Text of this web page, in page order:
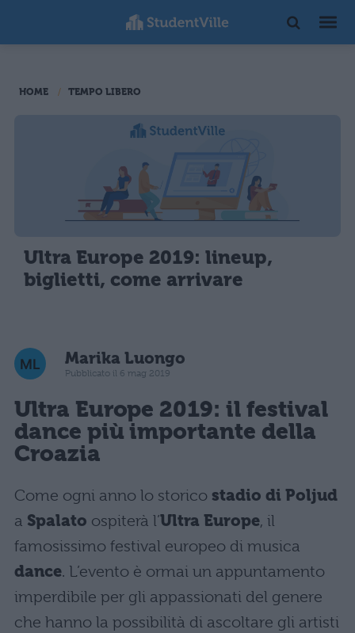
HOME TEMPO LIBERO
Ultra Europe 2019: lineup,
biglietti, come arrivare
Marika Luongo
Pubblicato il 6 mag 2019
Ultra Europe 2019: il festival
dance più importante della
Croazia
Come ogni anno lo storico stadio di Poljud
a Spalato ospiterà l’Ultra Europe, il
famosissimo festival europeo di musica
dance. L’evento è ormai un appuntamento
imperdibile per gli appassionati del genere
che hanno la possibilità di ascoltare gli artisti